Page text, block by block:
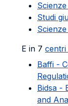
Studi
E in 7 centri
Baffi -
Bidsa -
and